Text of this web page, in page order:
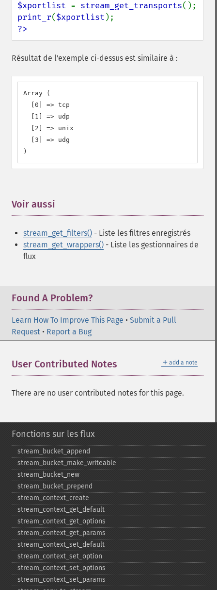
$xportlist = stream_get_transports
print_r($xportlist
?>
Résultat de l'exemple ci-dessus est similaire à :
Array (
  [0] => tcp
  [1] => udp
  [2] => unix
  [3] => udg
)
Voir aussi
stream_get_filters() - Liste les filtres enregistrés
stream_get_wrappers() - Liste les gestionnaires de
flux
Found A Problem?
Learn How To Improve This Page • Submit a Pull
Request • Report a Bug
＋ add a note
User Contributed Notes
There are no user contributed notes for this page.
Fonctions sur les flux
stream_​bucket_​append
stream_​bucket_​make_​writeable
stream_​bucket_​new
stream_​bucket_​prepend
stream_​context_​create
stream_​context_​get_​default
stream_​context_​get_​options
stream_​context_​get_​params
stream_​context_​set_​default
stream_​context_​set_​option
stream_​context_​set_​options
stream_​context_​set_​params